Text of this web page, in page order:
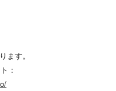
ます。
：